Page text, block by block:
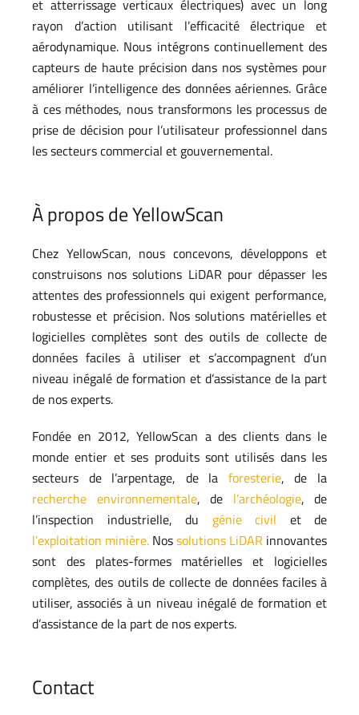
et atterrissage verticaux électriques) avec un long
rayon d’action utilisant l’efficacité électrique et
aérodynamique. Nous intégrons continuellement des
capteurs de haute précision dans nos systèmes pour
améliorer l’intelligence des données aériennes. Grâce
à ces méthodes, nous transformons les processus de
prise de décision pour l’utilisateur professionnel dans
les secteurs commercial et gouvernemental.
À propos de YellowScan
Chez YellowScan, nous concevons, développons et
construisons nos solutions LiDAR pour dépasser les
attentes des professionnels qui exigent performance,
robustesse et précision. Nos solutions matérielles et
logicielles complètes sont des outils de collecte de
données faciles à utiliser et s’accompagnent d’un
niveau inégalé de formation et d’assistance de la part
de nos experts.
Fondée en 2012, YellowScan a des clients dans le
monde entier et ses produits sont utilisés dans les
secteurs de l’arpentage, de la foresterie, de la
recherche environnementale, de l’archéologie, de
l’inspection industrielle, du génie civil et de
l’exploitation minière. Nossolutions LiDAR innovantes
sont des plates-formes matérielles et logicielles
complètes, des outils de collecte de données faciles à
utiliser, associés à un niveau inégalé de formation et
d’assistance de la part de nos experts.
Contact